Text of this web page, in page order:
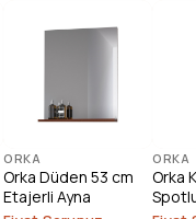
ORKA
Orka Düden 53 cm
Etajerli Ayna
ORKA
Orka